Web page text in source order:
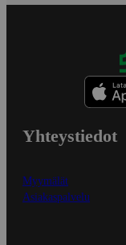
Yhteystiedot
Myymälät
Asiakaspalvelu